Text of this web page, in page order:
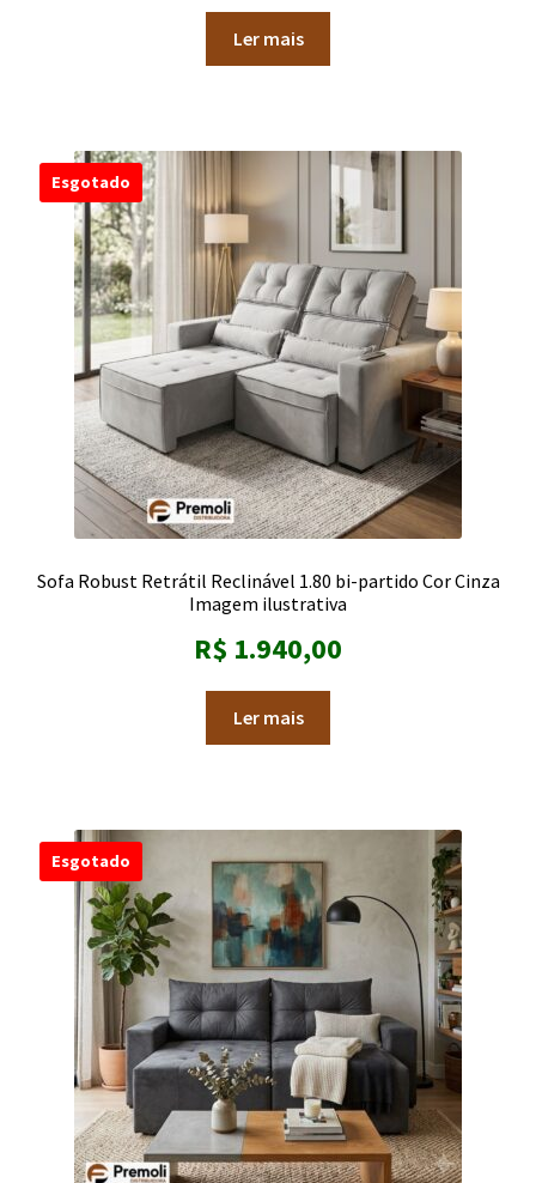
Ler mais
Esgotado
Sofa Robust Retrátil Reclinável 1.80 bi-partido Cor Cinza
Imagem ilustrativa
R$ 1.940,00
Ler mais
Esgotado